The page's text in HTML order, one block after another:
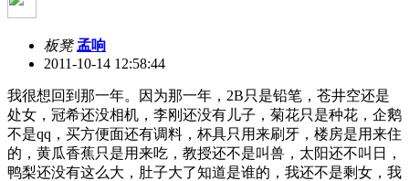
板凳 孟响
2011-10-14 12:58:44
我很想回到那一年。因为那一年，2B只是铅笔，苍井空还是
处女，冠希还没相机，李刚还没有儿子，菊花只是种花，企鹅
不是qq，买方便面还有调料，杯具只用来刷牙，楼房是用来住
的，黄瓜香蕉只是用来吃，教授还不是叫兽，太阳还不叫日，
鸭梨还没有这么大，肚子大了知道是谁的，我还不是剩女，我